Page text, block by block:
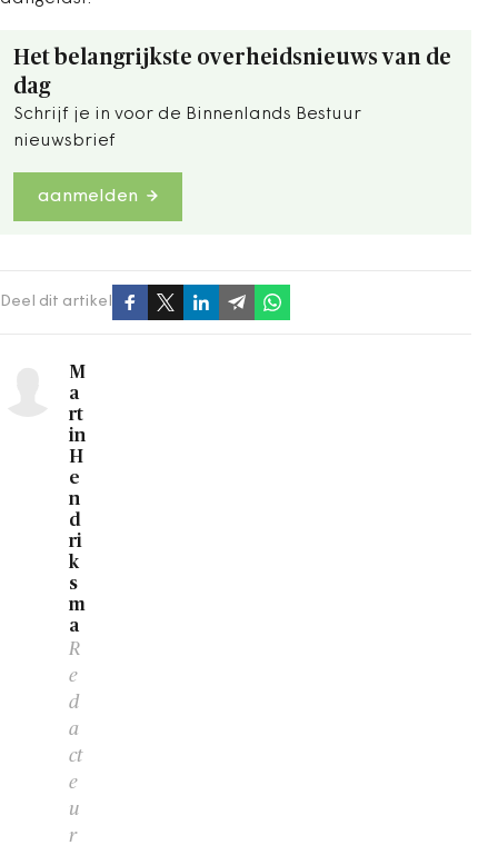
Het belangrijkste overheidsnieuws van de
dag
Schrijf je in voor de Binnenlands Bestuur
nieuwsbrief
aanmelden
Deel dit artikel
M
a
rt
in
H
e
n
d
ri
k
s
m
a
R
e
d
a
ct
e
u
r